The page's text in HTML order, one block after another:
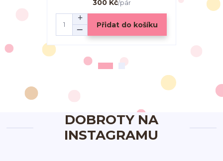
300 Kč/pár
Přidat do košíku
DOBROTY NA
INSTAGRAMU